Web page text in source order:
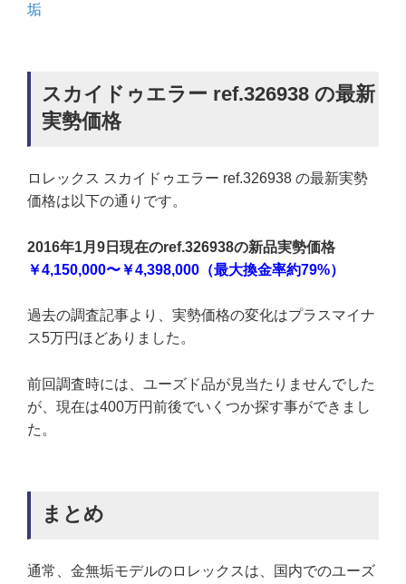
垢
スカイドゥエラー ref.326938 の最新
実勢価格
ロレックス スカイドゥエラー ref.326938 の最新実勢
価格は以下の通りです。
2016年1月9日現在のref.326938の新品実勢価格
￥4,150,000〜￥4,398,000（最大換金率約79%）
過去の調査記事より、実勢価格の変化はプラスマイナ
ス5万円ほどありました。
前回調査時には、ユーズド品が見当たりませんでした
が、現在は400万円前後でいくつか探す事ができまし
た。
まとめ
通常、金無垢モデルのロレックスは、国内でのユーズ